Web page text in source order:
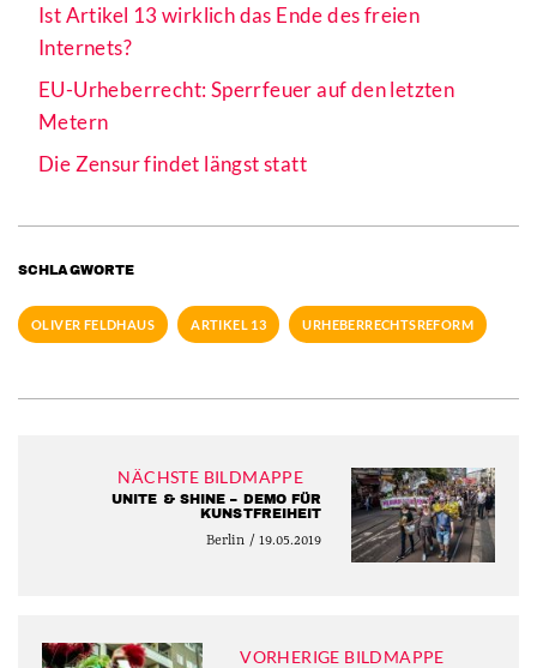
Ist Artikel 13 wirklich das Ende des freien
Internets?
EU-Urheberrecht: Sperrfeuer auf den letzten
Metern
Die Zensur findet längst statt
SCHLAGWORTE
OLIVER FELDHAUS ARTIKEL 13 URHEBERRECHTSREFORM
NÄCHSTE BILDMAPPE
UNITE & SHINE – DEMO FÜR
KUNSTFREIHEIT
Berlin / 19.05.2019
VORHERIGE BILDMAPPE